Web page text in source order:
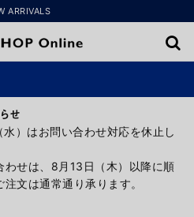
ARRIVALS
せ
）はお問い合わせ対応を休止し
わせは、8月13日（木）以降に順
文は通常通り承ります。